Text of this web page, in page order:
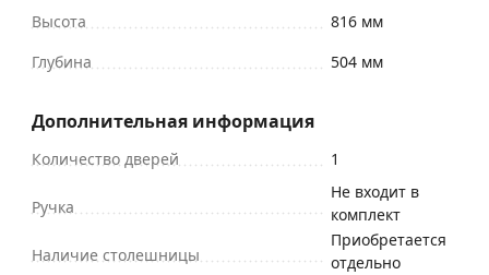
Высота
816 мм
Глубина
504 мм
Дополнительная информация
Количество дверей 1
Ручка
Не входит в
комплект
Наличие столешницы
Приобретается
отдельно